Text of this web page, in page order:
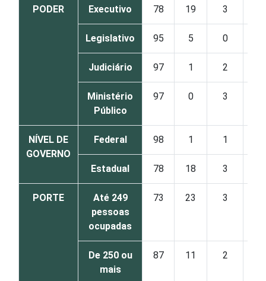
PODER Executivo 78 19 3
Legislativo 95 5 0
Judiciário 97 1 2
Ministério
Público
97 0 3
NÍVEL DE
GOVERNO
Federal 98 1 1
Estadual 78 18 3
PORTE
Até 249
pessoas
ocupadas
73 23 3
De 250 ou
mais
87 11 2